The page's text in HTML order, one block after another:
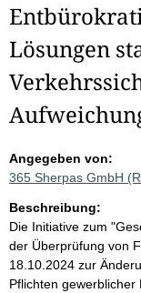
Lösungen
Angegeben von:
365 Sherpas GmbH
Beschreibung:
Die Initiative zum
der Überprüfung von
18.10.2024 zur
Pflichten